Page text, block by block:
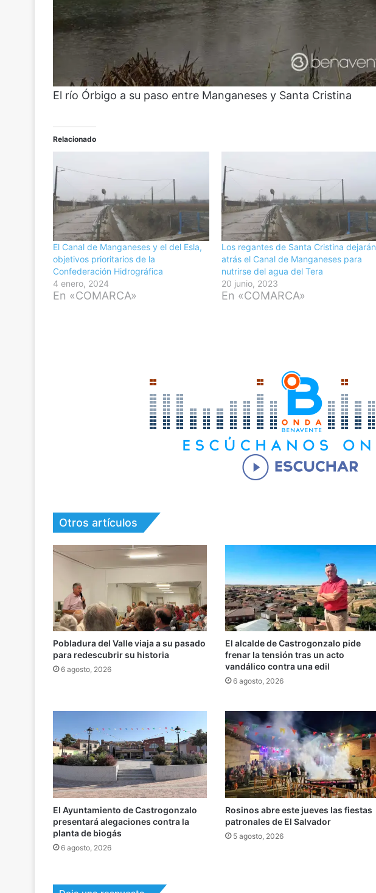
El río Órbigo a su paso entre Manganeses y Santa Cristina
Relacionado
El Canal de Manganeses y el del Esla,
objetivos prioritarios de la
Confederación Hidrográfica
4 enero, 2024
En «COMARCA»
Los regantes de Santa Cristina dejarán
atrás el Canal de Manganeses para
nutrirse del agua del Tera
20 junio, 2023
En «COMARCA»
Otros artículos
Pobladura del Valle viaja a su pasado
para redescubrir su historia
6 agosto, 2026
El alcalde de Castrogonzalo pide
frenar la tensión tras un acto
vandálico contra una edil
6 agosto, 2026
El Ayuntamiento de Castrogonzalo
presentará alegaciones contra la
planta de biogás
6 agosto, 2026
Rosinos abre este jueves las fiestas
patronales de El Salvador
5 agosto, 2026